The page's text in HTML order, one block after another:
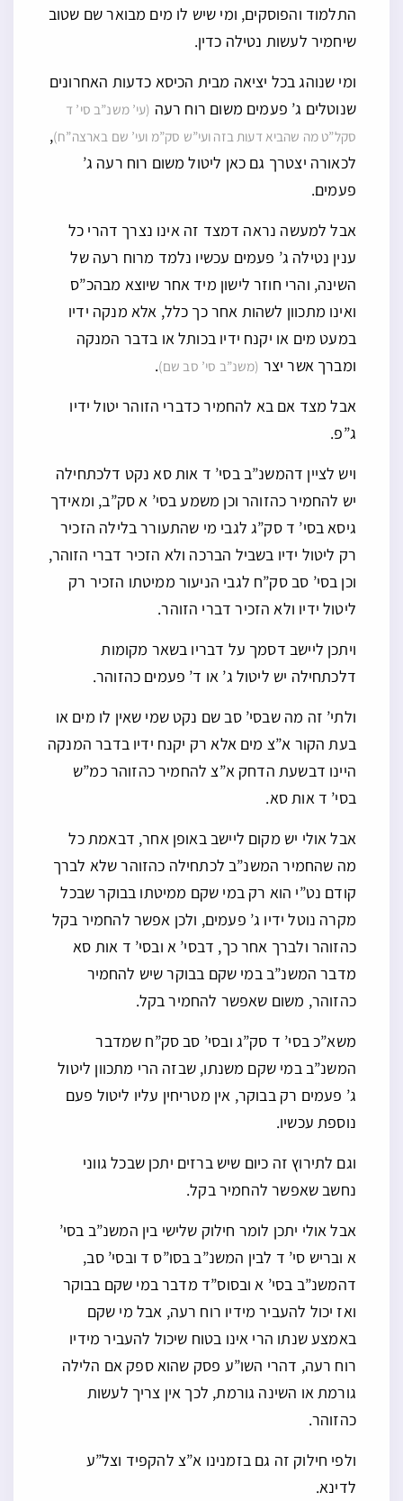
התלמוד והפוסקים, ומי שיש לו מים מבואר שם שטוב
שיחמיר לעשות נטילה כדין.
ומי שנוהג בכל יציאה מבית הכיסא כדעות האחרונים
שנוטלים ג’ פעמים משום רוח רעה (עי’ משנ”ב סי’ ד
סקל”ט מה שהביא דעות בזה ועי”ש סק”מ ועי’ שם בארצה”ח),
לכאורה יצטרך גם כאן ליטול משום רוח רעה ג’
פעמים.
אבל למעשה נראה דמצד זה אינו נצרך דהרי כל
ענין נטילה ג’ פעמים עכשיו נלמד מרוח רעה של
השינה, והרי חוזר לישון מיד אחר שיוצא מבהכ”ס
ואינו מתכוון לשהות אחר כך כלל, אלא מנקה ידיו
במעט מים או יקנח ידיו בכותל או בדבר המנקה
ומברך אשר יצר (משנ”ב סי’ סב שם).
אבל מצד אם בא להחמיר כדברי הזוהר יטול ידיו
ג”פ.
ויש לציין דהמשנ”ב בסי’ ד אות סא נקט דלכתחילה
יש להחמיר כהזוהר וכן משמע בסי’ א סק”ב, ומאידך
גיסא בסי’ ד סק”ג לגבי מי שהתעורר בלילה הזכיר
רק ליטול ידיו בשביל הברכה ולא הזכיר דברי הזוהר,
וכן בסי’ סב סק”ח לגבי הניעור ממיטתו הזכיר רק
ליטול ידיו ולא הזכיר דברי הזוהר.
ויתכן ליישב דסמך על דבריו בשאר מקומות
דלכתחילה יש ליטול ג’ או ד’ פעמים כהזוהר.
ולתי’ זה מה שבסי’ סב שם נקט שמי שאין לו מים או
בעת הקור א”צ מים אלא רק יקנח ידיו בדבר המנקה
היינו דבשעת הדחק א”צ להחמיר כהזוהר כמ”ש
בסי’ ד אות סא.
אבל אולי יש מקום ליישב באופן אחר, דבאמת כל
מה שהחמיר המשנ”ב לכתחילה כהזוהר שלא לברך
קודם נט”י הוא רק במי שקם ממיטתו בבוקר שבכל
מקרה נוטל ידיו ג’ פעמים, ולכן אפשר להחמיר בקל
כהזוהר ולברך אחר כך, דבסי’ א ובסי’ ד אות סא
מדבר המשנ”ב במי שקם בבוקר שיש להחמיר
כהזוהר, משום שאפשר להחמיר בקל.
משא”כ בסי’ ד סק”ג ובסי’ סב סק”ח שמדבר
המשנ”ב במי שקם משנתו, שבזה הרי מתכוון ליטול
ג’ פעמים רק בבוקר, אין מטריחין עליו ליטול פעם
נוספת עכשיו.
וגם לתירוץ זה כיום שיש ברזים יתכן שבכל גווני
נחשב שאפשר להחמיר בקל.
אבל אולי יתכן לומר חילוק שלישי בין המשנ”ב בסי’
א ובריש סי’ ד לבין המשנ”ב בסו”ס ד ובסי’ סב,
דהמשנ”ב בסי’ א ובסוס”ד מדבר במי שקם בבוקר
ואז יכול להעביר מידיו רוח רעה, אבל מי שקם
באמצע שנתו הרי אינו בטוח שיכול להעביר מידיו
רוח רעה, דהרי השו”ע פסק שהוא ספק אם הלילה
גורמת או השינה גורמת, לכך אין צריך לעשות
כהזוהר.
ולפי חילוק זה גם בזמנינו א”צ להקפיד וצל”ע
לדינא.